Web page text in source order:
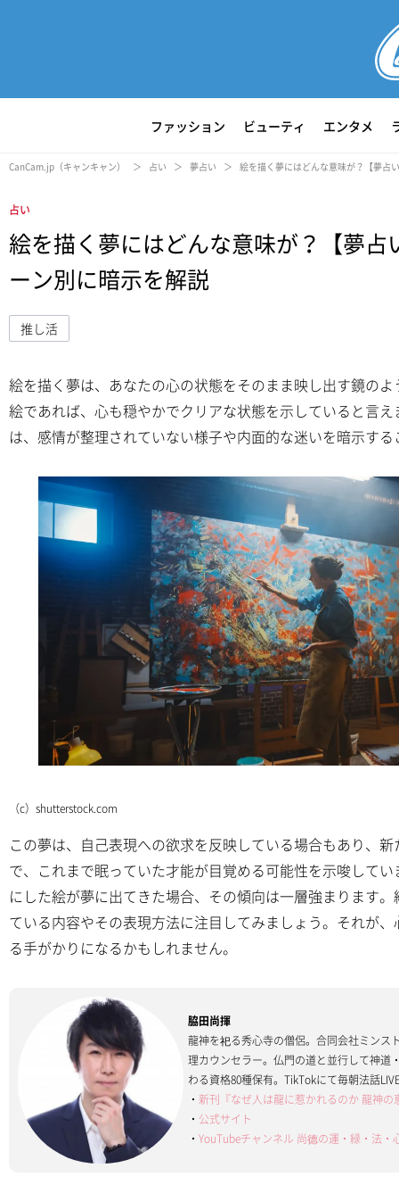
ファッション ビューティ エンタメ
CanCam.jp（キャンキャン） 占い 夢占い 絵を描く夢にはどんな意味が？【夢占
占い
絵を描く夢にはどんな意味が？【夢占
ーン別に暗示を解説
推し活
絵を描く夢は、あなたの心の状態をそのまま映し出す鏡の
絵であれば、心も穏やかでクリアな状態を示していると言
は、感情が整理されていない様子や内面的な迷いを暗示す
（c）shutterstock.com
この夢は、自己表現への欲求を反映している場合もあり、
で、これまで眠っていた才能が目覚める可能性を示唆して
にした絵が夢に出てきた場合、その傾向は一層強まります
ている内容やその表現方法に注目してみましょう。それが
る手がかりになるかもしれません。
脇田尚揮
龍神を祀る秀心寺の僧侶。合同会社ミンス
理カウンセラー。仏門の道と並行して神道
わる資格80種保有。TikTokにて毎朝法話
・新刊『なぜ人は龍に惹かれるのか 龍神の
・ 公式サイト
・YouTubeチャンネル 尚德の運・緑・法・